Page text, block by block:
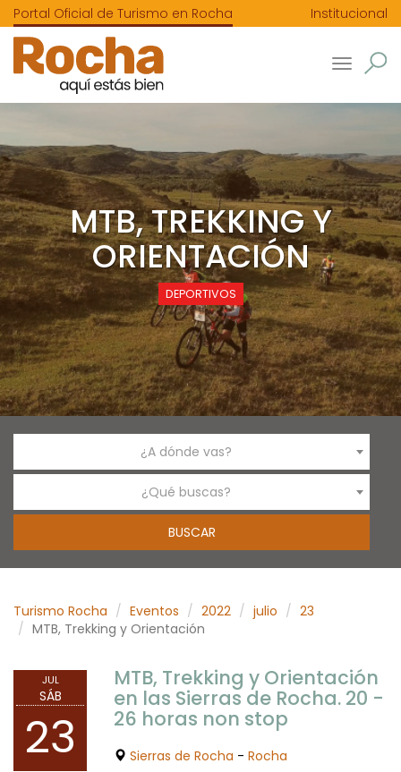
Portal Oficial de Turismo en Rocha Institucional
Toggle
MTB, TREKKING Y
ORIENTACIÓN
DEPORTIVOS
¿A dónde vas?
¿Qué buscas?
Turismo Rocha Eventos 2022 julio
23
MTB, Trekking y Orientación
JUL
SÁB
23
MTB, Trekking y Orientación
en las Sierras de Rocha. 20 -
26 horas non stop
Sierras de Rocha - Rocha